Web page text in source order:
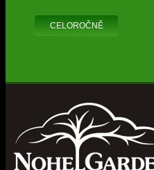
CELOROČNĚ